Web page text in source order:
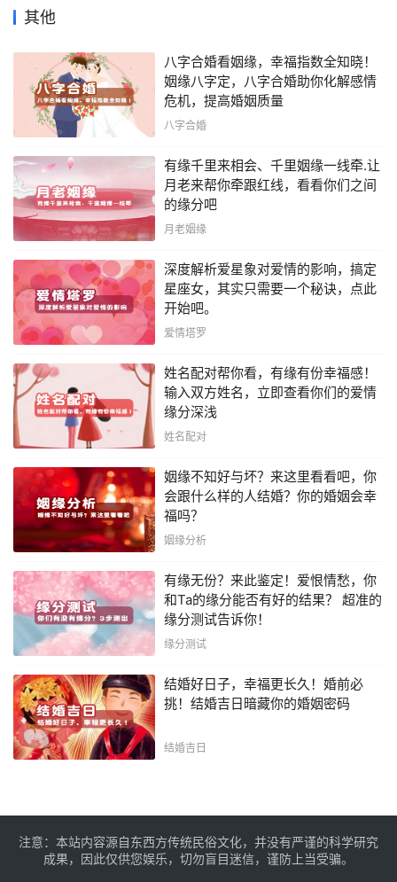
其他
八字合婚看姻缘，幸福指数全知晓！
姻缘八字定，八字合婚助你化解感情
危机，提高婚姻质量
八字合婚
有缘千里来相会、千里姻缘一线牵.让
月老来帮你牵跟红线，看看你们之间
的缘分吧
月老姻缘
深度解析爱星象对爱情的影响，搞定
星座女，其实只需要一个秘诀，点此
开始吧。
爱情塔罗
姓名配对帮你看，有缘有份幸福感！
输入双方姓名，立即查看你们的爱情
缘分深浅
姓名配对
姻缘不知好与坏？来这里看看吧，你
会跟什么样的人结婚？你的婚姻会幸
福吗？
姻缘分析
有缘无份？来此鉴定！爱恨情愁，你
和Ta的缘分能否有好的结果？ 超准的
缘分测试告诉你！
缘分测试
结婚好日子，幸福更长久！婚前必
挑！结婚吉日暗藏你的婚姻密码
结婚吉日
注意：本站内容源自东西方传统民俗文化，并没有严谨的科学研究
成果，因此仅供您娱乐，切勿盲目迷信，谨防上当受骗。